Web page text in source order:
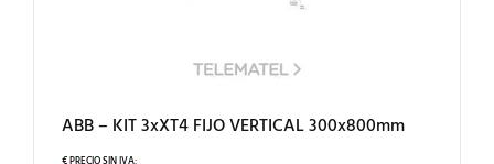
ABB – KIT 3xXT4 FIJO VERTICAL 300x800mm